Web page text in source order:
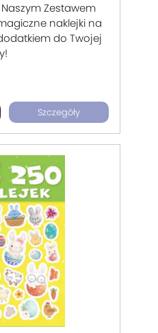
Zestawem
naklejki na
do Twojej
Szczegóły